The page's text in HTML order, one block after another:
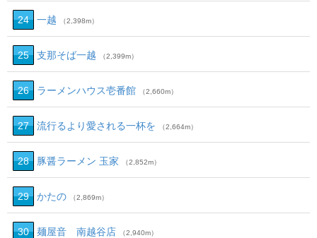
24 一越 （2,398m）
25 支那そば一越 （2,399m）
26 ラーメンハウス壱番館 （2,660m）
27 流行るより愛される一杯を （2,664m）
28 豚醤ラーメン 玉家 （2,852m）
29 かたの （2,869m）
30 麺屋音 南越谷店 （2,940m）